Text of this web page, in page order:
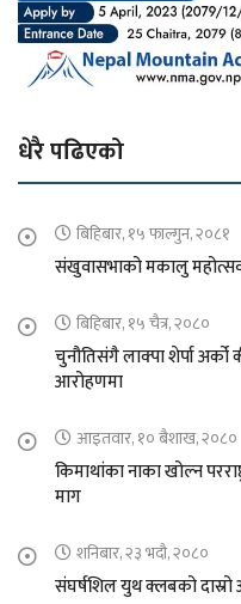
धेरै पढिएको
बिहिबार, १५ फाल्गुन, २०८१
संखुवासभाको मकालु
बिहिबार, १५ चैत्र, २०८०
चुनौतिसंगै लाक्पा शेर्पा
आरोहणमा
आइतवार, १० बैशाख, २०८०
किमाथांका नाका खोल्न
माग
शनिबार, २३ भदौ, २०८०
संघर्षशिल युथ क्लबको दास्रो